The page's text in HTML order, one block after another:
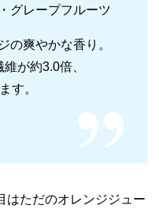
グレープフルーツ
の爽やかな香り。
が約3.0倍、
す。
はただのオレンジジュー